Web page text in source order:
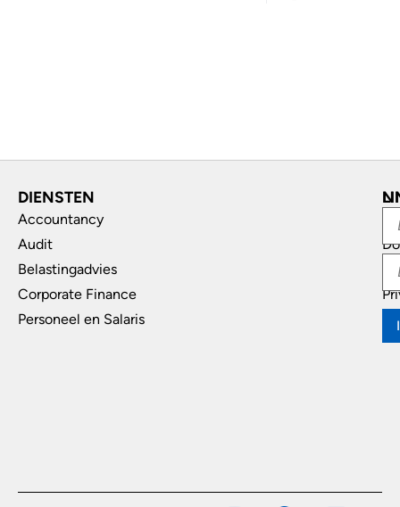
DIENSTEN
Accountancy
Audit
Belastingadvies
Corporate Finance
Personeel en Salaris